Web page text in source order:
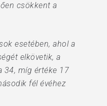
csökkent a
esetében, ahol a
elkövetik, a
34, míg értéke 17
fél évéhez